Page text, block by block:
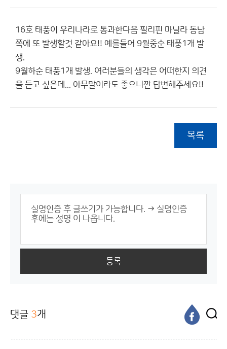
16호 태풍이 우리나라로 통과한다음 필리핀 마닐라 동남
쪽에 또 발생할것 같아요!! 예를들어 9월중순 태풍1개 발
생.
9월하순 태풍1개 발생. 여러분들의 생각은 어떠한지 의견
을 듣고 싶은데... 아무말이라도 좋으니깐 답변해주세요!!
목록
등록
댓글 3개